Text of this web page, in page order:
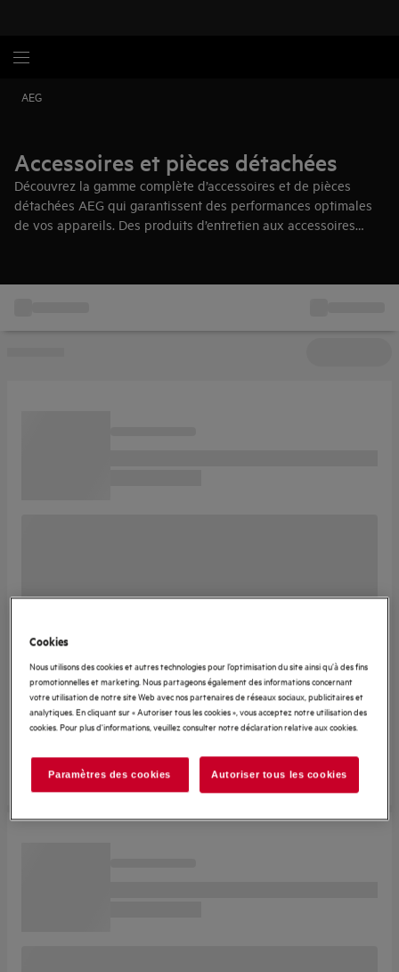
AEG
Accessoires et pièces détachées
Découvrez la gamme complète d’accessoires et de pièces
détachées AEG qui garantissent des performances optimales
de vos appareils. Des produits d’entretien aux accessoires
Cookies
Nous utilisons des cookies et autres technologies pour l’optimisation du site ainsi qu’à des fins
promotionnelles et marketing. Nous partageons également des informations concernant
votre utilisation de notre site Web avec nos partenaires de réseaux sociaux, publicitaires et
analytiques. En cliquant sur « Autoriser tous les cookies », vous acceptez notre utilisation des
cookies. Pour plus d'informations, veuillez consulter notre déclaration relative aux cookies.
Paramètres des cookies Autoriser tous les cookies